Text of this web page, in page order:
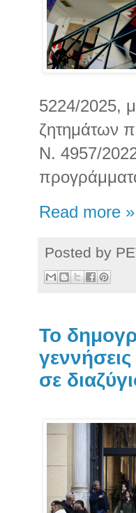
5224/2025,
ζητημάτων
Ν. 4957/2022
Read more »
Posted by
Το
σε